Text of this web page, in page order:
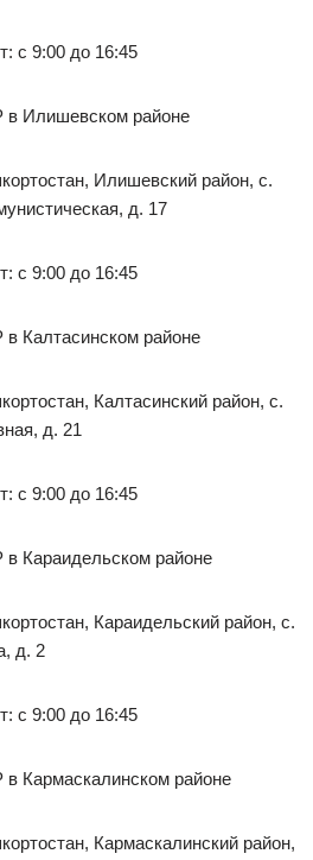
с 9:00 до 16:45
в Илишевском районе
Илишевский район, с.
д. 17
с 9:00 до 16:45
Калтасинском районе
Калтасинский район, с.
д. 21
с 9:00 до 16:45
Караидельском районе
Караидельский район, с.
д. 2
с 9:00 до 16:45
Кармаскалинском районе
Кармаскалинский район,